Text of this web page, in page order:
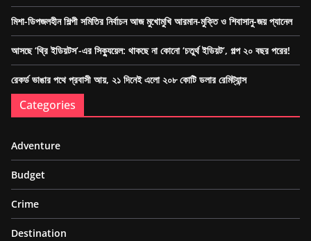
মিশা-ডিপজলহীন শিল্পী সমিতির নির্বাচন আজ মুখোমুখি আরমান-মুক্তি ও শিবাসানু-জয় প্যানেল
আসছে ‘থ্রি ইডিয়টস’-এর সিক্যুয়েল: থাকছে না কোনো ‘চতুর্থ ইডিয়ট’, গল্প ২০ বছর পরের!
রেকর্ড ভাঙার পথে প্রবাসী আয়, ২১ দিনেই এলো ২০৮ কোটি ডলার রেমিট্যান্স
Categories
Adventure
Budget
Crime
Destination